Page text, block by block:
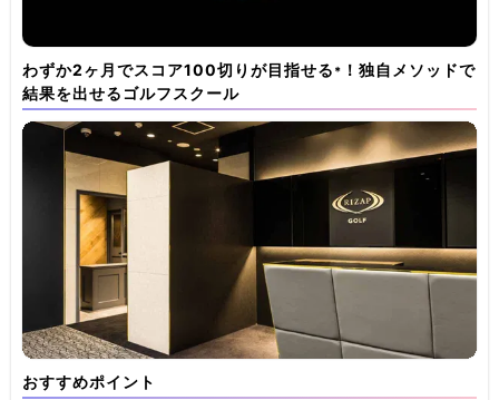
わずか2ヶ月でスコア100切りが目指せる * ！独自メソッドで
結果を出せるゴルフスクール
おすすめポイント